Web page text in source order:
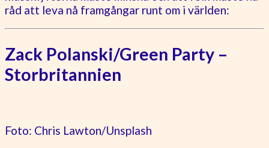
råd att leva nå framgångar runt om i världen:
Zack Polanski/Green Party –
Storbritannien
Foto: Chris Lawton/Unsplash